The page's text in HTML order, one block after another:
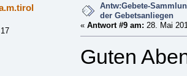
Antw:Gebete-
der Gebetsanliegen
« Antwort #9 am: 28. Mai
Guten